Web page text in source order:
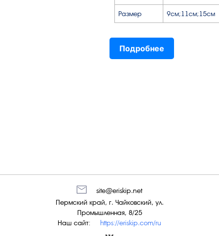
Размер 9см;11см;15см
Подробнее
Наш сайт: https://eriskip.com/ru
Пермский край, г. Чайковский, ул.
Промышленная, 8/25
site@eriskip.net